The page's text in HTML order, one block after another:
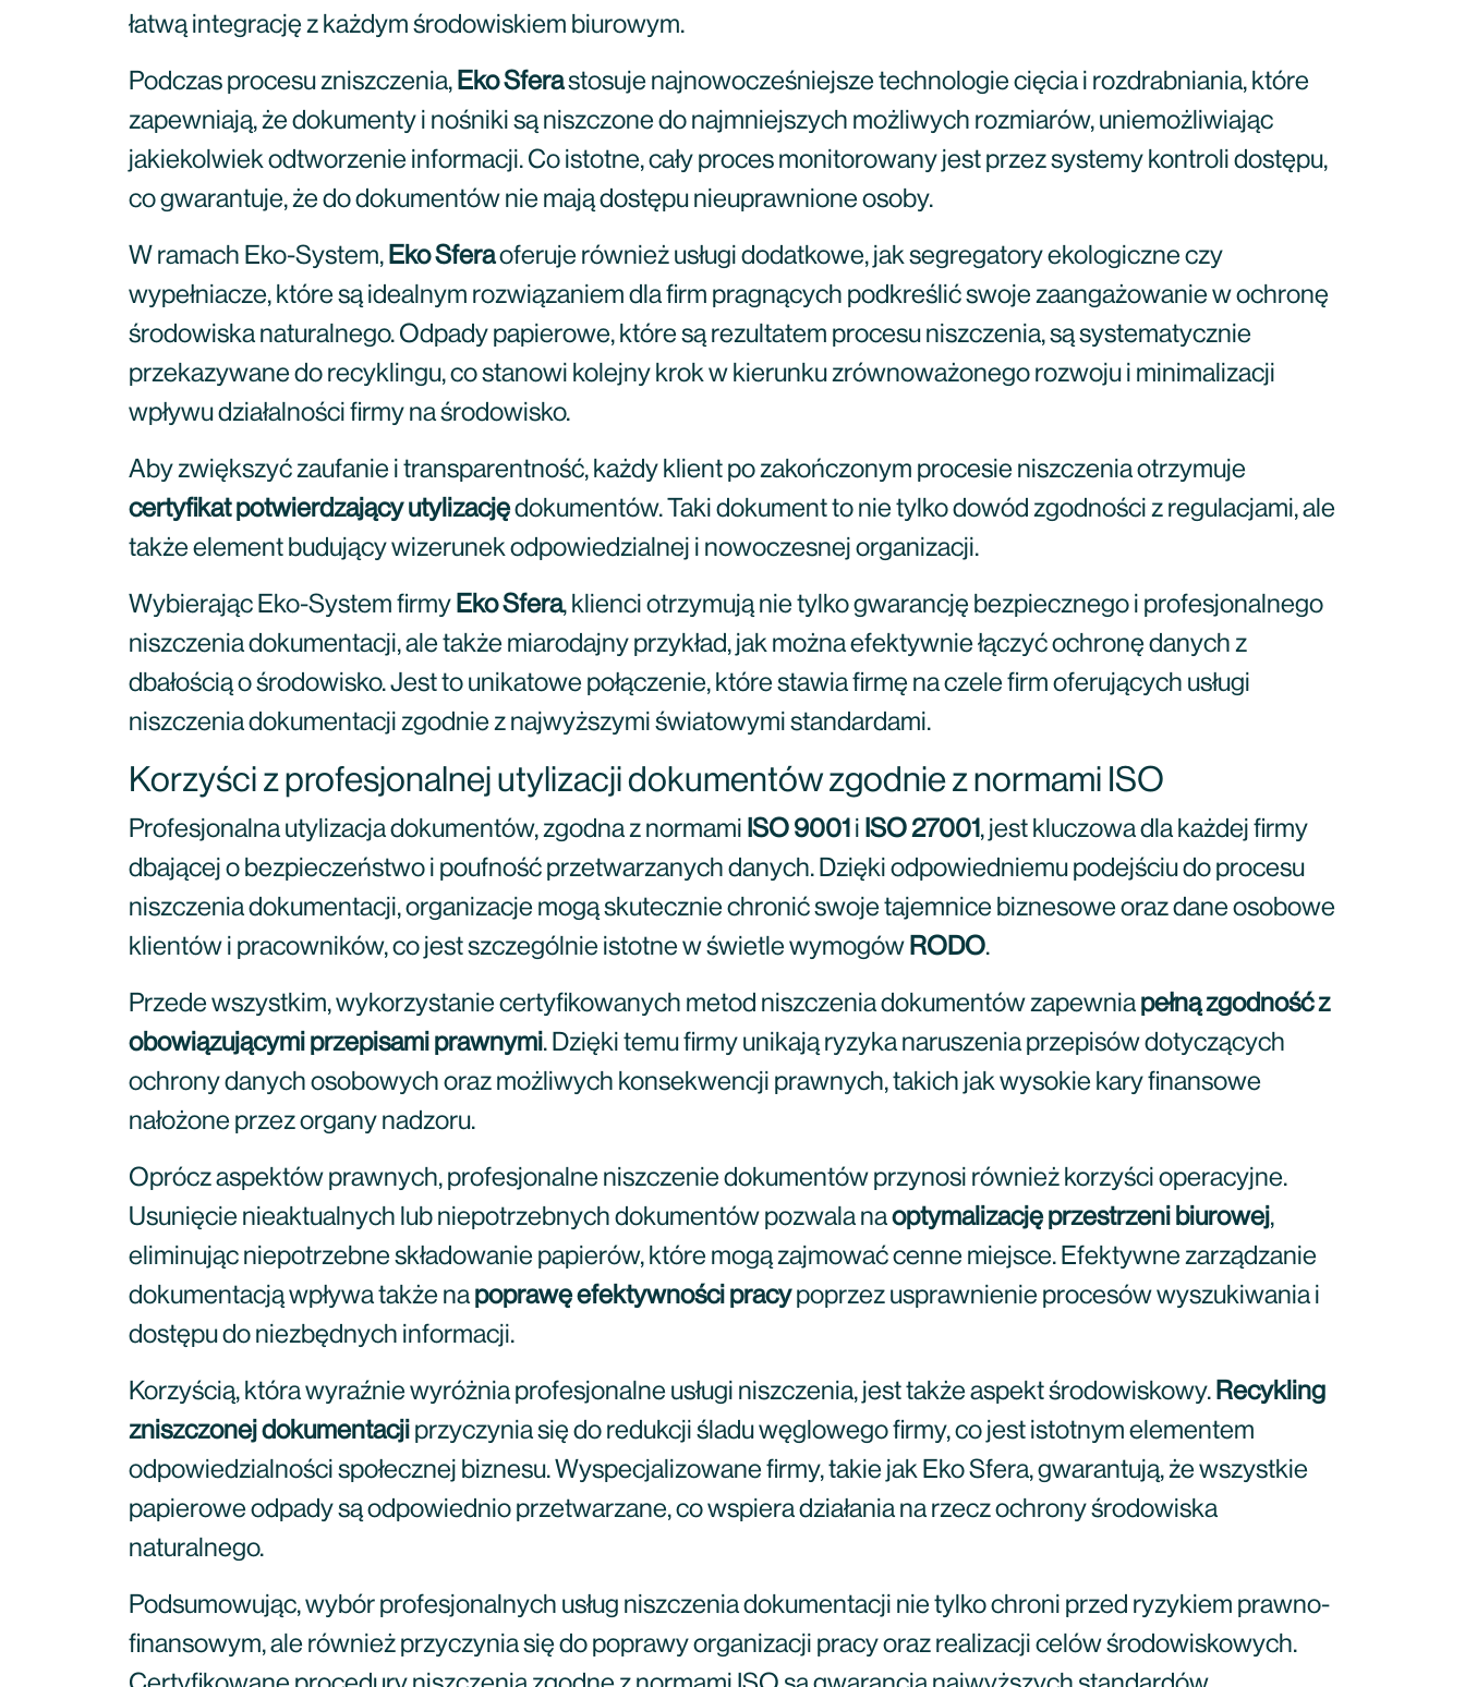
łatwą integrację z każdym środowiskiem biurowym.
Podczas procesu zniszczenia, Eko Sferastosuje najnowocześniejsze technologie cięcia i rozdrabniania, które
zapewniają, że dokumenty i nośniki są niszczone do najmniejszych możliwych rozmiarów, uniemożliwiając
jakiekolwiek odtworzenie informacji. Co istotne, cały proces monitorowany jest przez systemy kontroli dostępu,
co gwarantuje, że do dokumentów nie mają dostępu nieuprawnione osoby.
W ramach Eko-System, Eko Sferaoferuje również usługi dodatkowe, jak segregatory ekologiczne czy
wypełniacze, które są idealnym rozwiązaniem dla firm pragnących podkreślić swoje zaangażowanie w ochronę
środowiska naturalnego. Odpady papierowe, które są rezultatem procesu niszczenia, są systematycznie
przekazywane do recyklingu, co stanowi kolejny krok w kierunku zrównoważonego rozwoju i minimalizacji
wpływu działalności firmy na środowisko.
Aby zwiększyć zaufanie i transparentność, każdy klient po zakończonym procesie niszczenia otrzymuje
certyfikat potwierdzający utylizacjędokumentów. Taki dokument to nie tylko dowód zgodności z regulacjami, ale
także element budujący wizerunek odpowiedzialnej i nowoczesnej organizacji.
Wybierając Eko-System firmy Eko Sfera, klienci otrzymują nie tylko gwarancję bezpiecznego i profesjonalnego
niszczenia dokumentacji, ale także miarodajny przykład, jak można efektywnie łączyć ochronę danych z
dbałością o środowisko. Jest to unikatowe połączenie, które stawia firmę na czele firm oferujących usługi
niszczenia dokumentacji zgodnie z najwyższymi światowymi standardami.
Korzyści z profesjonalnej utylizacji dokumentów zgodnie z normami ISO
Profesjonalna utylizacja dokumentów, zgodna z normami ISO 9001 i ISO 27001, jest kluczowa dla każdej firmy
dbającej o bezpieczeństwo i poufność przetwarzanych danych. Dzięki odpowiedniemu podejściu do procesu
niszczenia dokumentacji, organizacje mogą skutecznie chronić swoje tajemnice biznesowe oraz dane osobowe
klientów i pracowników, co jest szczególnie istotne w świetle wymogów RODO.
Przede wszystkim, wykorzystanie certyfikowanych metod niszczenia dokumentów zapewniapełną zgodność z
obowiązującymi przepisami prawnymi. Dzięki temu firmy unikają ryzyka naruszenia przepisów dotyczących
ochrony danych osobowych oraz możliwych konsekwencji prawnych, takich jak wysokie kary finansowe
nałożone przez organy nadzoru.
Oprócz aspektów prawnych, profesjonalne niszczenie dokumentów przynosi również korzyści operacyjne.
Usunięcie nieaktualnych lub niepotrzebnych dokumentów pozwala naoptymalizację przestrzeni biurowej,
eliminując niepotrzebne składowanie papierów, które mogą zajmować cenne miejsce. Efektywne zarządzanie
dokumentacją wpływa także napoprawę efektywności pracypoprzez usprawnienie procesów wyszukiwania i
dostępu do niezbędnych informacji.
Korzyścią, która wyraźnie wyróżnia profesjonalne usługi niszczenia, jest także aspekt środowiskowy. Recykling
zniszczonej dokumentacji przyczynia się do redukcji śladu węglowego firmy, co jest istotnym elementem
odpowiedzialności społecznej biznesu. Wyspecjalizowane firmy, takie jak Eko Sfera, gwarantują, że wszystkie
papierowe odpady są odpowiednio przetwarzane, co wspiera działania na rzecz ochrony środowiska
naturalnego.
Podsumowując, wybór profesjonalnych usług niszczenia dokumentacji nie tylko chroni przed ryzykiem prawno-
finansowym, ale również przyczynia się do poprawy organizacji pracy oraz realizacji celów środowiskowych.